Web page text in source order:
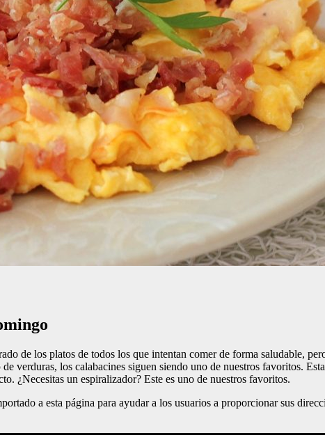
de los platos de todos los que intentan comer de forma saludable,
verduras, los calabacines siguen siendo uno de nuestros favoritos.
¿Necesitas un espiralizador? Este es uno de nuestros favoritos.
a esta página para ayudar a los usuarios a proporcionar sus